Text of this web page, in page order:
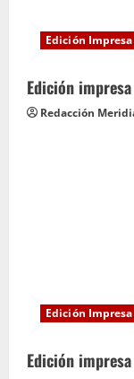
Edición Impresa
Edición
Redacción
Edición Impresa
Edición